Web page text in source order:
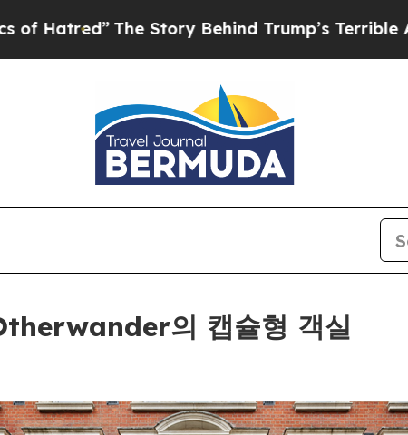
Story Behind Trump’s Terrible Approval Rating
의 캡슐형 객실